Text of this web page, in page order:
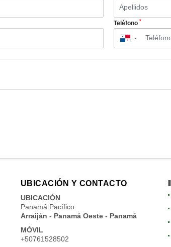
Teléfono *
▼
UBICACIÓN Y CONTACTO
UBICACIÓN
Panamá Pacífico
Arraiján - Panamá Oeste - Panamá
MÓVIL
+50761528502